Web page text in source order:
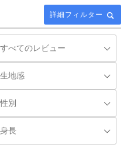
詳細フィルター